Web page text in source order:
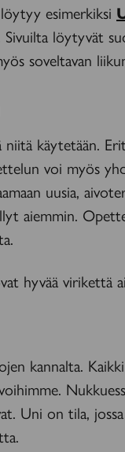
esimerkiksi
Sivuilta löytyvät
soveltavan
käytetään.
voi myös
uusia,
aiemmin.
hyvää virikettä
kannalta.
Uni on tila,